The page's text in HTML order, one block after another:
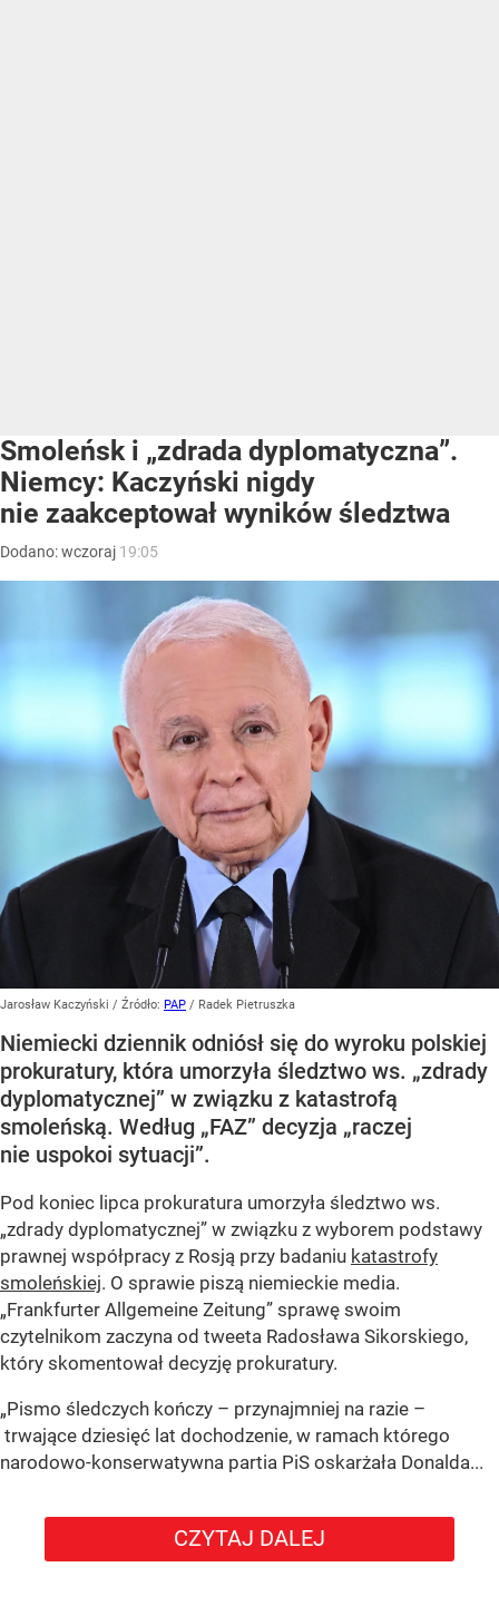
Smoleńsk i „zdrada dyplomatyczna”.
Niemcy: Kaczyński nigdy
nie zaakceptował wyników śledztwa
Dodano:wczoraj 19:05
Jarosław Kaczyński / Źródło: PAP / Radek Pietruszka
Niemiecki dziennik odniósł się do wyroku polskiej
prokuratury, która umorzyła śledztwo ws. „zdrady
dyplomatycznej” w związku z katastrofą
smoleńską. Według „FAZ” decyzja „raczej
nie uspokoi sytuacji”.
Pod koniec lipca prokuratura umorzyła śledztwo ws.
„zdrady dyplomatycznej” w związku z wyborem podstawy
prawnej współpracy z Rosją przy badaniu katastrofy
smoleńskiej. O sprawie piszą niemieckie media.
„Frankfurter Allgemeine Zeitung” sprawę swoim
czytelnikom zaczyna od tweeta Radosława Sikorskiego,
który skomentował decyzję prokuratury.
„Pismo śledczych kończy – przynajmniej na razie –
trwające dziesięć lat dochodzenie, w ramach którego
narodowo-konserwatywna partia PiS oskarżała Donalda...
CZYTAJ DALEJ